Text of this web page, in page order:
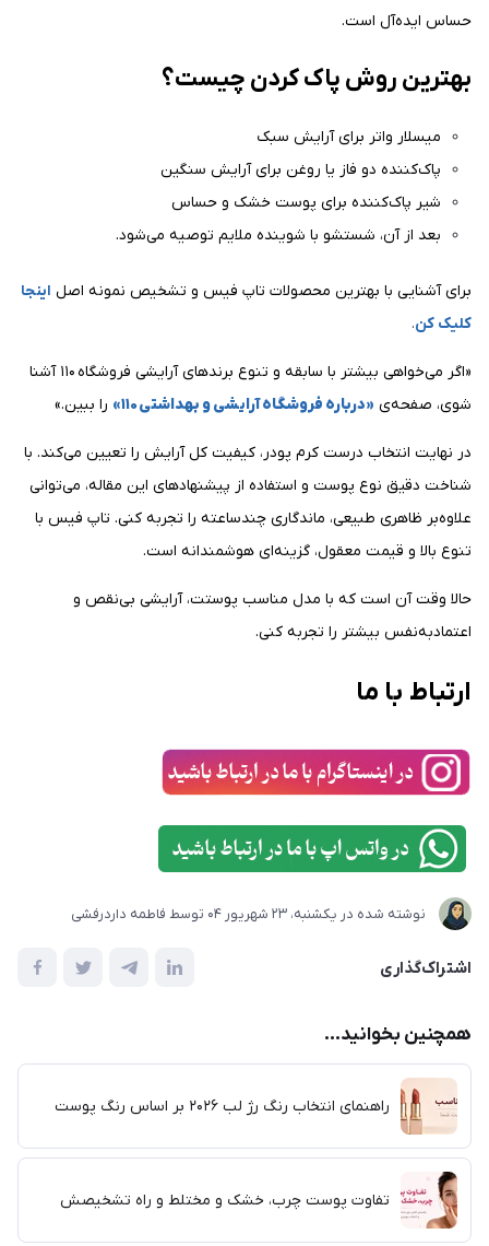
حساس ایده‌آل است.
بهترین روش پاک کردن چیست؟
میسلار واتر برای آرایش سبک
پاک‌کننده دو فاز یا روغن برای آرایش سنگین
شیر پاک‌کننده برای پوست خشک و حساس
بعد از آن، شستشو با شوینده ملایم توصیه می‌شود.
برای آشنایی با بهترین محصولات تاپ فیس و تشخیص نمونه اصل اینجا
کلیک کن.
«اگر می‌خواهی بیشتر با سابقه و تنوع برندهای آرایشی فروشگاه ۱۱۰ آشنا
شوی، صفحه‌ی «درباره فروشگاه آرایشی و بهداشتی ۱۱۰» را ببین.»
در نهایت انتخاب درست کرم پودر، کیفیت کل آرایش را تعیین می‌کند. با
شناخت دقیق نوع پوست و استفاده از پیشنهادهای این مقاله، می‌توانی
علاوه‌بر ظاهری طبیعی، ماندگاری چندساعته را تجربه کنی. تاپ فیس با
تنوع بالا و قیمت معقول، گزینه‌ای هوشمندانه است.
حالا وقت آن است که با مدل مناسب پوستت، آرایشی بی‌نقص و
اعتمادبه‌نفس بیشتر را تجربه کنی.
ارتباط با ما
نوشته شده در یکشنبه، 23 شهریور 04 توسط فاطمه داردرفشی
اشتراک‌گذاری
همچنین بخوانید...
راهنمای انتخاب رنگ رژ لب ۲۰۲۶ بر اساس رنگ پوست
تفاوت پوست چرب، خشک و مختلط و راه تشخیصش